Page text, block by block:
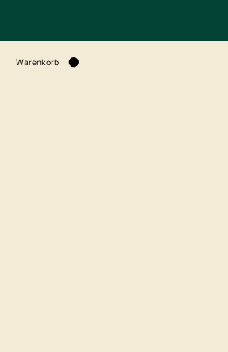
Warenkorb